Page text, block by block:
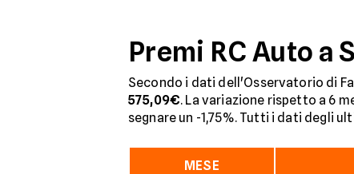
Premi RC Auto a
Secondo i dati dell'Osservatorio di
575,09€. La variazione rispetto a 6
segnare un -1,75%. Tutti i dati degli
MESE